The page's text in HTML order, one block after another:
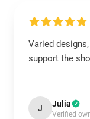
Varied
support the
J Julia
Verified